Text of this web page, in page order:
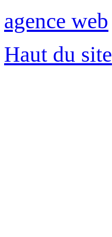
agence web
Haut du site